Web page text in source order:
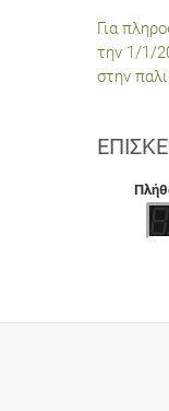
Για
την 1/1/
στην